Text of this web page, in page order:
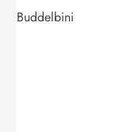
Buddelbini